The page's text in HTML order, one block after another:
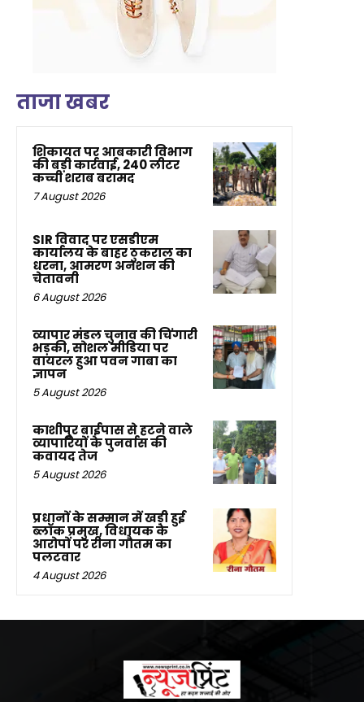
ताजा खबर
शिकायत पर आबकारी विभाग
की बड़ी कार्रवाई, 240 लीटर
कच्ची शराब बरामद
7 August 2026
SIR विवाद पर एसडीएम
कार्यालय के बाहर ठुकराल का
धरना, आमरण अनशन की
चेतावनी
6 August 2026
व्यापार मंडल चुनाव की चिंगारी
भड़की, सोशल मीडिया पर
वायरल हुआ पवन गाबा का
ज्ञापन
5 August 2026
काशीपुर बाईपास से हटने वाले
व्यापारियों के पुनर्वास की
कवायद तेज
5 August 2026
प्रधानों के सम्मान में खड़ी हुई
ब्लॉक प्रमुख, विधायक के
आरोपों पर रीना गौतम का
पलटवार
4 August 2026